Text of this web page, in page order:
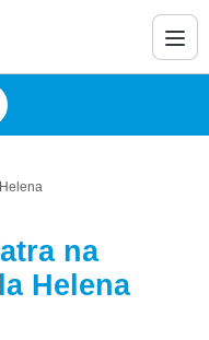
na
Helena